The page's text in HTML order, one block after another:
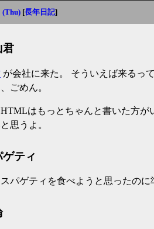
(Thu) [長年日記]
君
が会社に来た。 そういえば来るっ
ごめん。
はもっとちゃんと書いた方が
思うよ。
ゲティ
パゲティを食べようと思ったのに